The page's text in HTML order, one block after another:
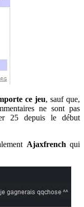
ce jeu, sauf que,
ne sont pas
25 depuis le début
Ajaxfrench qui